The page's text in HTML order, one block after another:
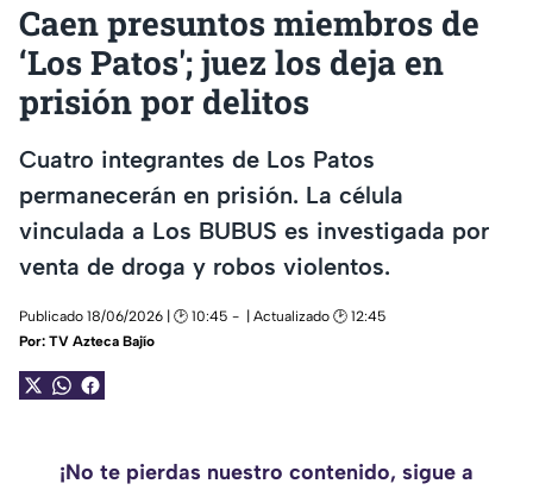
Caen presuntos miembros de
‘Los Patos'; juez los deja en
prisión por delitos
Cuatro integrantes de Los Patos
permanecerán en prisión. La célula
vinculada a Los BUBUS es investigada por
venta de droga y robos violentos.
Publicado 18/06/2026 | 🕑 10:45
| Actualizado 🕑 12:45
Por: TV Azteca Bajío
¡No te pierdas nuestro contenido, sigue a